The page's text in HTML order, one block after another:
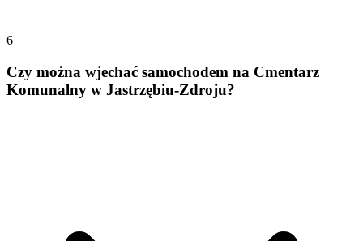
6
Czy można wjechać samochodem na Cmentarz
Komunalny w Jastrzębiu-Zdroju?